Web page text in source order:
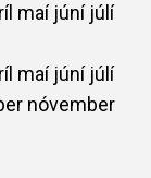
maí júní júlí
maí júní júlí
nóvember